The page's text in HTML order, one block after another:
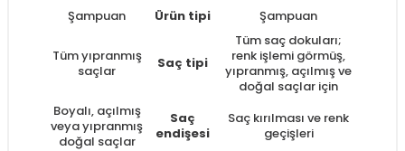
Şampuan Ürün tipi Şampuan
Tüm yıpranmış
saçlar
Saç tipi
Tüm saç dokuları;
renk işlemi görmüş,
yıpranmış, açılmış ve
doğal saçlar için
Boyalı, açılmış
veya yıpranmış
doğal saçlar
Saç
endişesi
Saç kırılması ve renk
geçişleri